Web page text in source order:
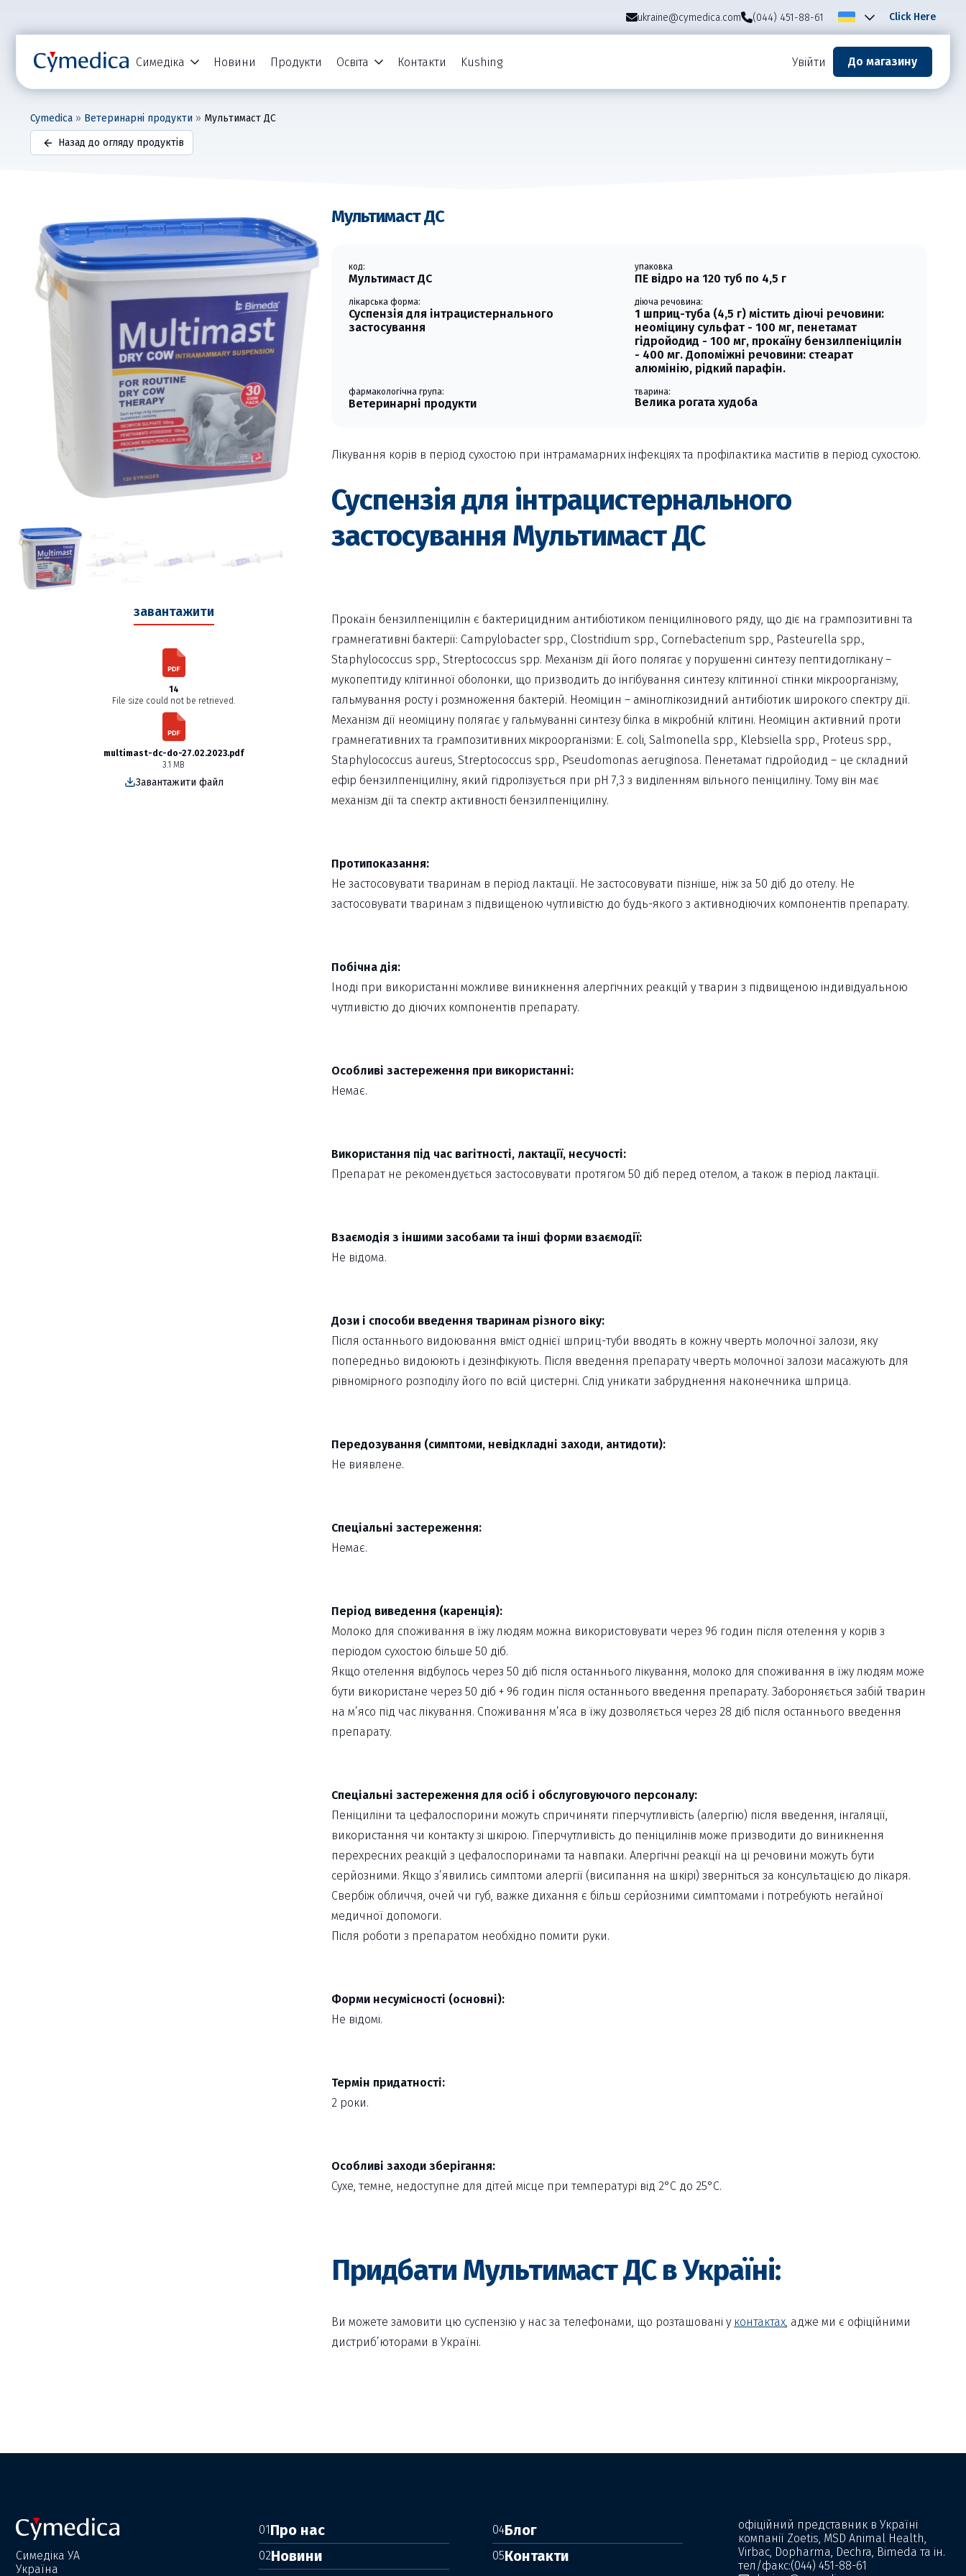
ukraine@cymedica.com (044) 451-88-61 Click Here
Симедіка Новини Продукти Освіта Контакти Kushing Увійти До магазину
Cymedica » Ветеринарні продукти » Мультимаст ДС
Назад до огляду продуктів
завантажити
14
File size could not be retrieved.
multimast-dc-do-27.02.2023.pdf
3.1 MB
Завантажити файл
Мультимаст ДС
код:
Мультимаст ДС
упаковка
ПЕ відро на 120 туб по 4,5 г
лікарська форма:
Суспензія для інтрацистернального
застосування
діюча речовина:
1 шприц-туба (4,5 г) містить діючі речовини:
неоміцину сульфат - 100 мг, пенетамат
гідройодид - 100 мг, прокаїну бензилпеніцилін
- 400 мг. Допоміжні речовини: стеарат
алюмінію, рідкий парафін.
фармакологічна група:
Ветеринарні продукти
тварина:
Велика рогата худоба
Лікування корів в період сухостою при інтрамамарних інфекціях та профілактика маститів в період сухостою.
Суспензія для інтрацистернального
застосування Мультимаст ДС
Прокаїн бензилпеніцилін є бактерицидним антибіотиком пеніцилінового ряду, що діє на грампозитивні та
грамнегативні бактерії: Campylobacter spp., Clostridium spp., Cornebacterium spp., Pasteurella spp.,
Staphylococcus spp., Streptococcus spp. Механізм дії його полягає у порушенні синтезу пептидоглікану –
мукопептиду клітинної оболонки, що призводить до інгібування синтезу клітинної стінки мікроорганізму,
гальмування росту і розмноження бактерій. Неоміцин – аміноглікозидний антибіотик широкого спектру дії.
Механізм дії неоміцину полягає у гальмуванні синтезу білка в мікробній клітині. Неоміцин активний проти
грамнегативних та грампозитивних мікроорганізми: E. coli, Salmonella spp., Klebsiella spp., Proteus spp.,
Staphylococcus aureus, Streptococcus spp., Pseudomonas aeruginosa. Пенетамат гідройодид – це складний
ефір бензилпеніциліну, який гідролізується при рН 7,3 з виділенням вільного пеніциліну. Тому він має
механізм дії та спектр активності бензилпеніциліну.
Протипоказання:
Не застосовувати тваринам в період лактації. Не застосовувати пізніше, ніж за 50 діб до отелу. Не
застосовувати тваринам з підвищеною чутливістю до будь-якого з активнодіючих компонентів препарату.
Побічна дія:
Іноді при використанні можливе виникнення алергічних реакцій у тварин з підвищеною індивідуальною
чутливістю до діючих компонентів препарату.
Особливі застереження при використанні:
Немає.
Використання під час вагітності, лактації, несучості:
Препарат не рекомендується застосовувати протягом 50 діб перед отелом, а також в період лактації.
Взаємодія з іншими засобами та інші форми взаємодії:
Не відома.
Дози і способи введення тваринам різного віку:
Після останнього видоювання вміст однієї шприц-туби вводять в кожну чверть молочної залози, яку
попередньо видоюють і дезінфікують. Після введення препарату чверть молочної залози масажують для
рівномірного розподілу його по всій цистерні. Слід уникати забруднення наконечника шприца.
Передозування (симптоми, невідкладні заходи, антидоти):
Не виявлене.
Спеціальні застереження:
Немає.
Період виведення (каренція):
Молоко для споживання в їжу людям можна використовувати через 96 годин після отелення у корів з
періодом сухостою більше 50 діб.
Якщо отелення відбулось через 50 діб після останнього лікування, молоко для споживання в їжу людям може
бути використане через 50 діб + 96 годин після останнього введення препарату. Забороняється забій тварин
на м’ясо під час лікування. Споживання м’яса в їжу дозволяється через 28 діб після останнього введення
препарату.
Спеціальні застереження для осіб і обслуговуючого персоналу:
Пеніциліни та цефалоспорини можуть спричиняти гіперчутливість (алергію) після введення, інгаляції,
використання чи контакту зі шкірою. Гіперчутливість до пеніцилінів може призводити до виникнення
перехресних реакцій з цефалоспоринами та навпаки. Алергічні реакції на ці речовини можуть бути
серйозними. Якщо з’явились симптоми алергії (висипання на шкірі) зверніться за консультацією до лікаря.
Свербіж обличчя, очей чи губ, важке дихання є більш серйозними симптомами і потребують негайної
медичної допомоги.
Після роботи з препаратом необхідно помити руки.
Форми несумісності (основні):
Не відомі.
Термін придатності:
2 роки.
Особливі заходи зберігання:
Сухе, темне, недоступне для дітей місце при температурі від 2°С до 25°С.
Придбати Мультимаст ДС в Україні:
Ви можете замовити цю суспензію у нас за телефонами, що розташовані у контактах , адже ми є офіційними
дистриб’юторами в Україні.
Симедіка УА
Україна
01 Про нас
02Новини
04Блог
05Контакти
офіційний представник в Україні
компанії Zoetis, MSD Animal Health,
Virbac, Dopharma, Dechra, Bimeda та ін.
тел/факс:(044) 451-88-61